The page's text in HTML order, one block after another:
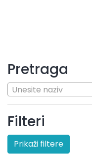
Pretraga
Unesite naziv
Filteri
Prikaži filtere